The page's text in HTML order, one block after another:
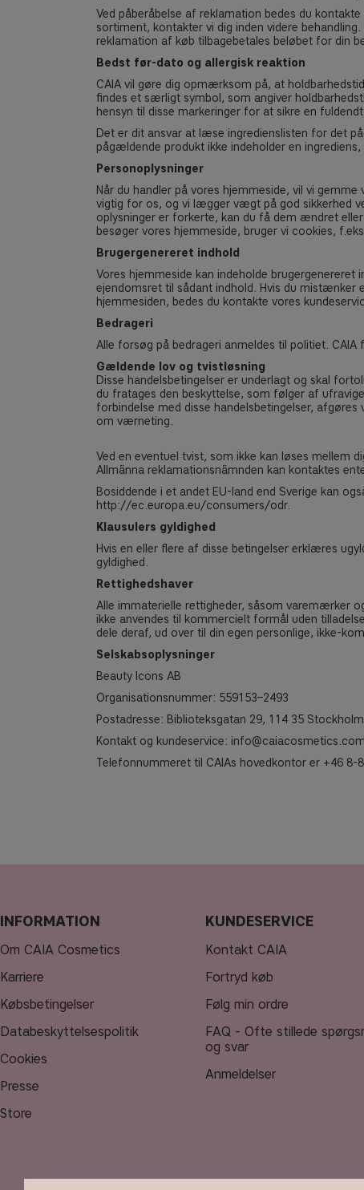
Ved påberåbelse af reklamation bedes du
sortiment, kontakter vi dig inden videre
reklamation af køb tilbagebetales beløbet for din
Bedst før-dato og allergisk reaktion
CAIA vil gøre dig opmærksom på, at
findes et særligt symbol, som angiver
hensyn til disse markeringer for at sikre en
Det er dit ansvar at læse ingredienslisten for det
pågældende produkt ikke indeholder en
Personoplysninger
Når du handler på vores hjemmeside, vil vi
vigtig for os, og vi lægger vægt på god sikkerhed
oplysninger er forkerte, kan du få dem ændret
besøger vores hjemmeside, bruger vi cookies,
Brugergenereret indhold
Vores hjemmeside kan indeholde
ejendomsret til sådant indhold. Hvis du
hjemmesiden, bedes du kontakte vores
Bedrageri
Alle forsøg på bedrageri anmeldes til politiet.
Gældende lov og tvistløsning
Disse handelsbetingelser er underlagt og skal
du fratages den beskyttelse, som følger af
forbindelse med disse handelsbetingelser,
om værneting.
Ved en eventuel tvist, som ikke kan løses mellem
Allmänna reklamationsnämnden kan kontaktes
Bosiddende i et andet EU-land end Sverige kan
http://ec.europa.eu/consumers/odr.
Klausulers gyldighed
Hvis en eller flere af disse betingelser erklæres
gyldighed.
Rettighedshaver
Alle immaterielle rettigheder, såsom varemærker
ikke anvendes til kommercielt formål uden
dele deraf, ud over til din egen personlige, ikke-
Selskabsoplysninger
Beauty Icons AB
Organisationsnummer: 559153–2493
Postadresse: Biblioteksgatan 29, 114 35
Kontakt og kundeservice: info@caiacosmetics.com
Telefonnummeret til CAIAs hovedkontor er +46
INFORMATION
Om CAIA Cosmetics
Karriere
Købsbetingelser
Databeskyttelsespolitik
Cookies
Presse
Store
KUNDESERVICE
Kontakt CAIA
Fortryd køb
Følg min ordre
FAQ - Ofte stillede
og svar
Anmeldelser